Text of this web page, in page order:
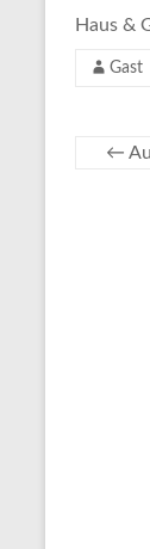
e.V.
Haus &
Gast
←